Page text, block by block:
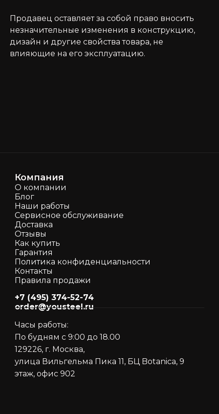
Продавец оставляет за собой право вносить
незначительные изменения в конструкцию,
дизайн и другие свойства товара, не
влияющие на его эксплуатацию.
Компания
О компании
Блог
Наши работы
Сервисное обслуживание
Доставка
Отзывы
Как кyпить
Гарантия
Политика конфиденциальности
Контакты
Правила продажи
+7 (495) 374-52-74
order@yousteel.ru
Часы работы:
По будням с 9:00 до 18.00
129226, г. Москва,
улица Вильгельма Пика 11, БЦ Botanica, 9
этаж, офис 902